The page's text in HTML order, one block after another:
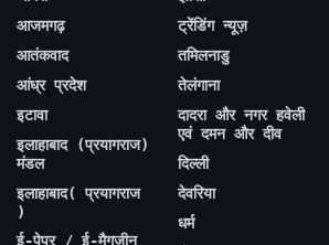
आजमगढ़
आतंकवाद
आंध्र प्रदेश
इटावा
इलाहाबाद (प्रयागराज)
मंडल
इलाहाबाद( प्रयागराज
)
ई-पेपर / ई-मैगज़ीन
ट्रेंडिंग न्यूज़
तमिलनाडु
तेलंगाना
दादरा और नगर हवेली
एवं दमन और दीव
दिल्ली
देवरिया
धर्म